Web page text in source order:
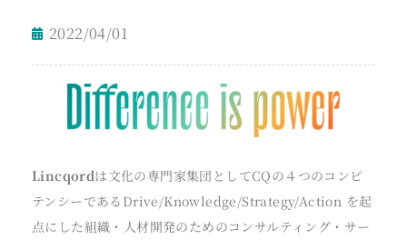
2022/04/01
Lincqordは文化の専門家集団としてCQの４つのコンピ
テンシーであるDrive/Knowledge/Strategy/Action を起
点にした組織・人材開発のためのコンサルティング・サー